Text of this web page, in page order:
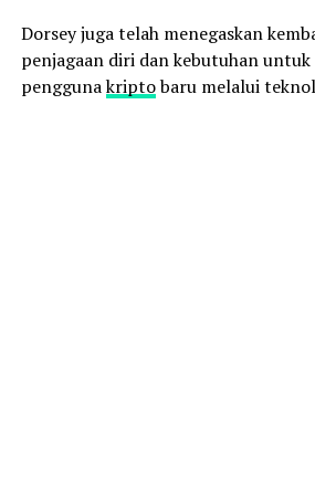
Dorsey juga telah menegaskan
penjagaan diri dan kebutuhan
penggunakriptobaru melalui